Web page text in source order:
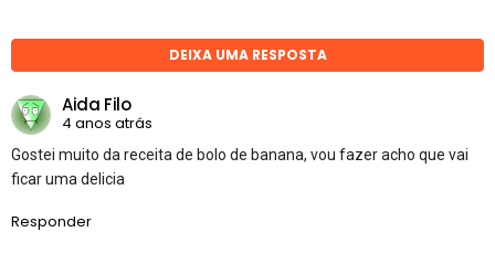
DEIXA UMA RESPOSTA
Aida Filo
4 anos atrás
Gostei muito da receita de bolo de banana, vou fazer acho que vai
ficar uma delicia
Responder